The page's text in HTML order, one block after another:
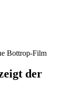
Bottrop-Film
der